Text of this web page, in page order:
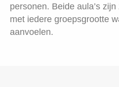
personen. Beide aula’s
met iedere groepsgrootte
aanvoelen.